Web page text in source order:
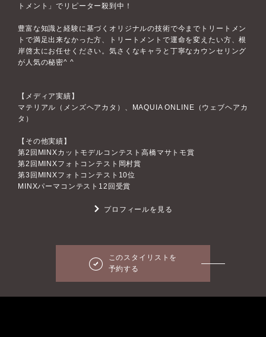
トメント」でリピーター殺到中！
豊富な知識と経験に基づくオリジナルの技術で今までトリートメン
トで満足出来なかった方、トリートメントで運命を変えたい方、根
岸啓太にお任せください。気さくなキャラと丁寧なカウンセリング
が人気の秘密^ ^
【メディア実績】
マテリアル（メンズヘアカタ）、MAQUIA ONLINE（ウェブヘアカ
タ）
【その他実績】
第2回MINXカットモデルコンテスト高橋マサトモ賞
第2回MINXフォトコンテスト岡村賞
第3回MINXフォトコンテスト10位
MINXパーマコンテスト12回受賞
プロフィールを見る
このスタイリストを
予約する